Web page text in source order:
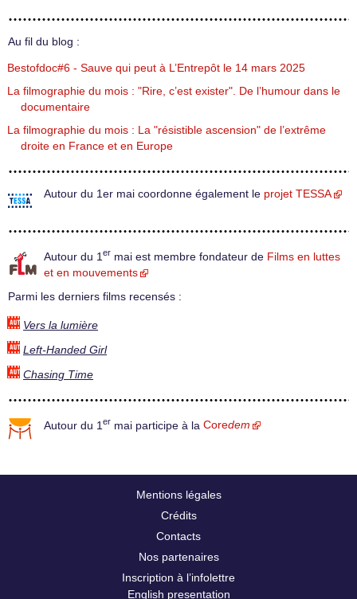
Au fil du blog :
Bestofdoc#6 - Sauve qui peut à L’Entrepôt le 14 mars 2025
La filmographie du mois : "Rire, c’est exister". De l’humour dans le
documentaire
La filmographie du mois : La "résistible ascension" de l’extrême
droite en France et en Europe
Autour du 1er mai coordonne également le projet TESSA
Autour du 1 er mai est membre fondateur de Films en luttes
et en mouvements
Parmi les derniers films recensés :
Vers la lumière
Left-Handed Girl
Chasing Time
Autour du 1 er mai participe à la Coredem
Mentions légales
Crédits
Contacts
Nos partenaires
Inscription à l’infolettre
English presentation